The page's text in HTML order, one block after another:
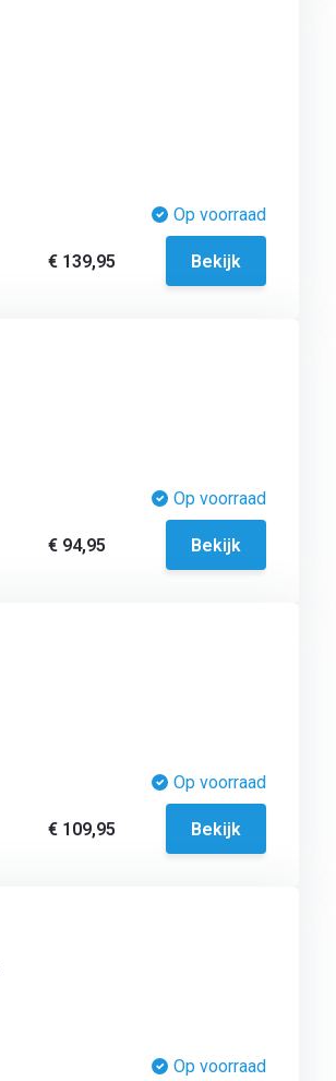
Op voorraad
€ 139,95 Bekijk
Op voorraad
€ 94,95 Bekijk
Op voorraad
€ 109,95 Bekijk
Op voorraad